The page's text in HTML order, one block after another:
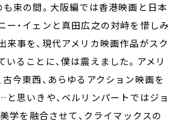
も束の間。大阪編では香港映画と日本
ー・イェンと真田広之の対峙を惜しみ
来事を、現代アメリカ映画作品がスク
いることに、僕は震えました。アメリ
今東西、あらゆるアクション映画を
思いきや、ベルリンパートではジョ
学を融合させて、クライマックスの